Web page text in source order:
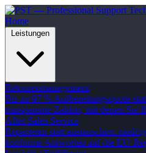
Home
Retourenmanagement
Bis zu 97 % Aufbereitungsquote
transparente Zahlen, mit denen Sie
After Sales Service
Reparieren statt austauschen:
konforme Antworten auf die EU-